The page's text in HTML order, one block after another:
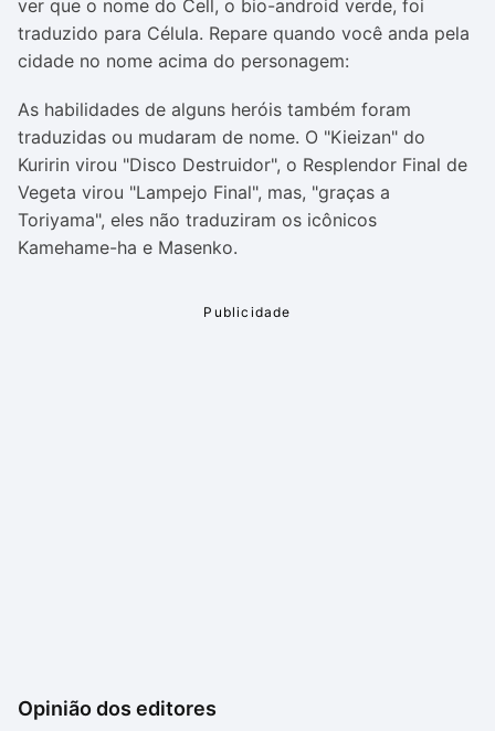
ver que o nome do Cell, o bio-android verde, foi
traduzido para Célula. Repare quando você anda pela
cidade no nome acima do personagem:
As habilidades de alguns heróis também foram
traduzidas ou mudaram de nome. O "Kieizan" do
Kuririn virou "Disco Destruidor", o Resplendor Final de
Vegeta virou "Lampejo Final", mas, "graças a
Toriyama", eles não traduziram os icônicos
Kamehame-ha e Masenko.
Opinião dos editores